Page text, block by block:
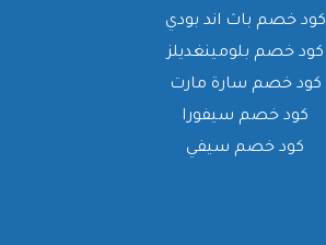
كود خصم باث اند بودي
كود خصم بلومينغديلز
كود خصم سارة مارت
كود خصم سيفورا
كود خصم سيفي